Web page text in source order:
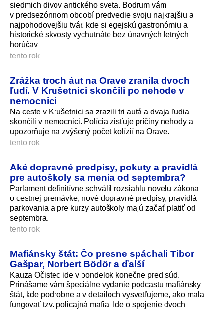
siedmich divov antického sveta. Bodrum vám
v predsezónnom období predvedie svoju najkrajšiu a
najpohodovejšiu tvár, kde si egejskú gastronómiu a
historické skvosty vychutnáte bez únavných letných
horúčav
tento rok
Zrážka troch áut na Orave zranila dvoch
ľudí. V Krušetnici skončili po nehode v
nemocnici
Na ceste v Krušetnici sa zrazili tri autá a dvaja ľudia
skončili v nemocnici. Polícia zisťuje príčiny nehody a
upozorňuje na zvýšený počet kolízií na Orave.
tento rok
Aké dopravné predpisy, pokuty a pravidlá
pre autoškoly sa menia od septembra?
Parlament definitívne schválil rozsiahlu novelu zákona
o cestnej premávke, nové dopravné predpisy, pravidlá
parkovania a pre kurzy autoškoly majú začať platiť od
septembra.
tento rok
Mafiánsky štát: Čo presne spáchali Tibor
Gašpar, Norbert Bödör a ďalší
Kauza Očistec ide v pondelok konečne pred súd.
Prinášame vám špeciálne vydanie podcastu mafiánsky
štát, kde podrobne a v detailoch vysvetľujeme, ako mala
fungovať tzv. policajná mafia. Ide o spojenie dvoch